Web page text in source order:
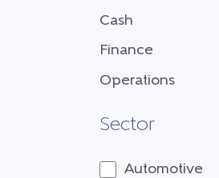
Cash
Finance
Operations
Sector
Automotive